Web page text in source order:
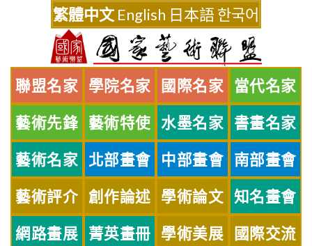
繁體中文 English 日本語한국어
聯盟名家 學院名家 國際名家 當代名家
藝術先鋒 藝術特使 水墨名家 書畫名家
藝術名家 北部畫會 中部畫會 南部畫會
藝術評介 創作論述 學術論文 知名畫會
網路畫展 菁英畫冊 學術美展 國際交流